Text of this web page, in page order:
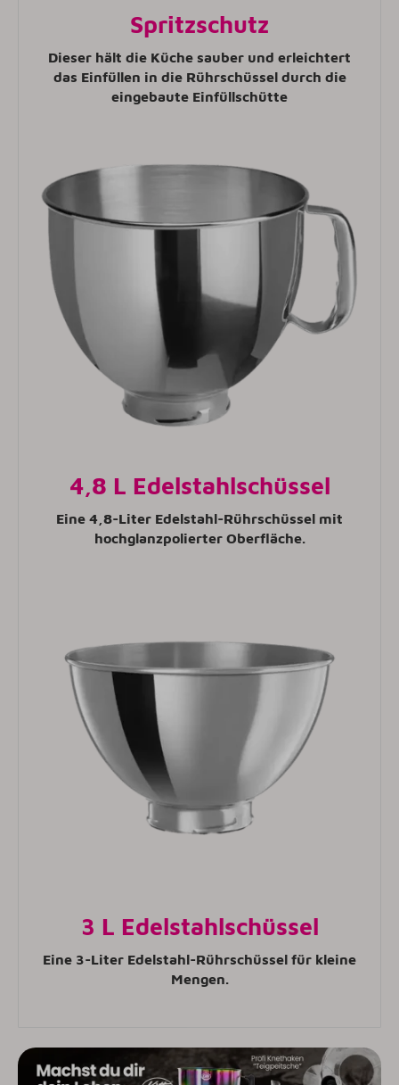
Spritzschutz
Dieser hält die Küche sauber und erleichtert
das Einfüllen in die Rührschüssel durch die
eingebaute Einfüllschütte
4,8 L Edelstahlschüssel
Eine 4,8-Liter Edelstahl-Rührschüssel mit
hochglanzpolierter Oberfläche.
3 L Edelstahlschüssel
Eine 3-Liter Edelstahl-Rührschüssel für kleine
Mengen.